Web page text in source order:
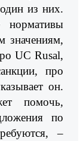
из них.
нормативы
значениям,
UC Rusal,
про
он.
помочь,
по
–